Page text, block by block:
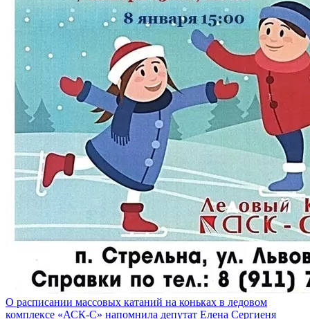
О расписании массовых катаний на коньках в ледовом
комплексе «АСК-С» напомнила депутат Елена Сергиеня